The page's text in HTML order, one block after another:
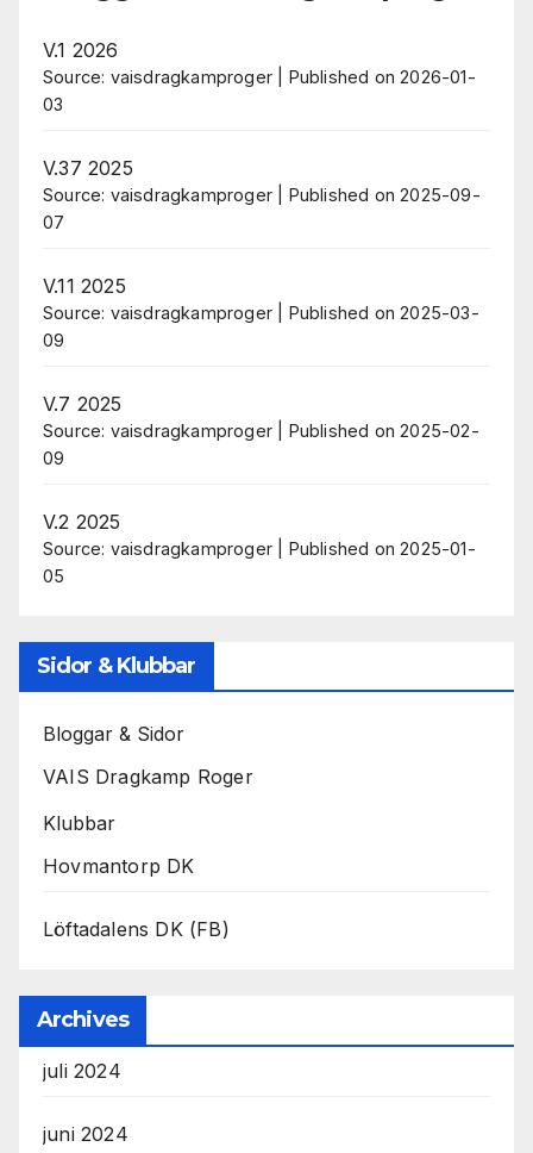
V.1 2026
Source: vaisdragkamproger
Published on 2026-01-
03
V.37 2025
Source: vaisdragkamproger
Published on 2025-09-
07
V.11 2025
Source: vaisdragkamproger
Published on 2025-03-
09
V.7 2025
Source: vaisdragkamproger
Published on 2025-02-
09
V.2 2025
Source: vaisdragkamproger
Published on 2025-01-
05
Sidor & Klubbar
Bloggar & Sidor
VAIS Dragkamp Roger
Klubbar
Hovmantorp DK
Löftadalens DK (FB)
Archives
juli 2024
juni 2024